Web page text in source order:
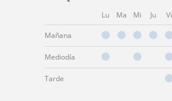
Lu Ma Mi Ju Vi
Mañana
Mediodía
Tarde